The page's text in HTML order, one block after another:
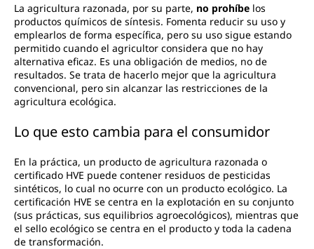
La agricultura razonada, por su parte, no prohíbe los
productos químicos de síntesis. Fomenta reducir su uso y
emplearlos de forma específica, pero su uso sigue estando
permitido cuando el agricultor considera que no hay
alternativa eficaz. Es una obligación de medios, no de
resultados. Se trata de hacerlo mejor que la agricultura
convencional, pero sin alcanzar las restricciones de la
agricultura ecológica.
Lo que esto cambia para el consumidor
En la práctica, un producto de agricultura razonada o
certificado HVE puede contener residuos de pesticidas
sintéticos, lo cual no ocurre con un producto ecológico. La
certificación HVE se centra en la explotación en su conjunto
(sus prácticas, sus equilibrios agroecológicos), mientras que
el sello ecológico se centra en el producto y toda la cadena
de transformación.